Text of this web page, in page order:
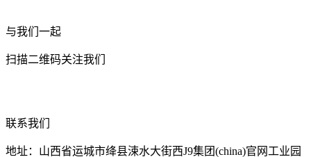
与我们一起
扫描二维码关注我们
联系我们
地址：山西省运城市绛县涑水大街西J9集团(china)官网工业园